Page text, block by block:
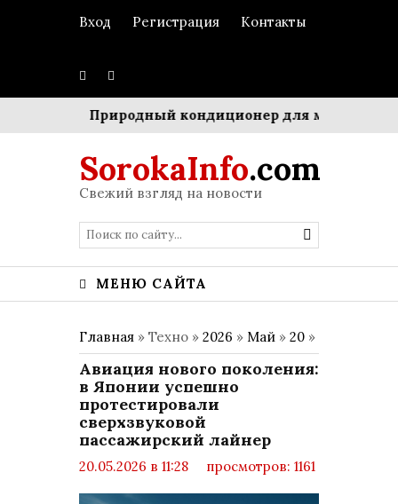
Вход Регистрация Контакты
Природный кондиционер для
SorokaInfo.com
Свежий взгляд на новости
МЕНЮ САЙТА
Главная » Техно » 2026 » Май » 20 »
Авиация нового поколения:
в Японии успешно
протестировали
сверхзвуковой
пассажирский лайнер
20.05.2026 в 11:28
просмотров: 1161